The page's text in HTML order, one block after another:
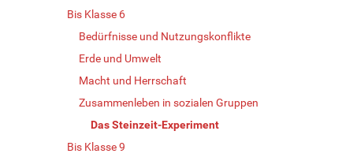
Bis Klasse 6
Bedürfnisse und Nutzungskonflikte
Erde und Umwelt
Macht und Herrschaft
Zusammenleben in sozialen Gruppen
Das Steinzeit-Experiment
Bis Klasse 9